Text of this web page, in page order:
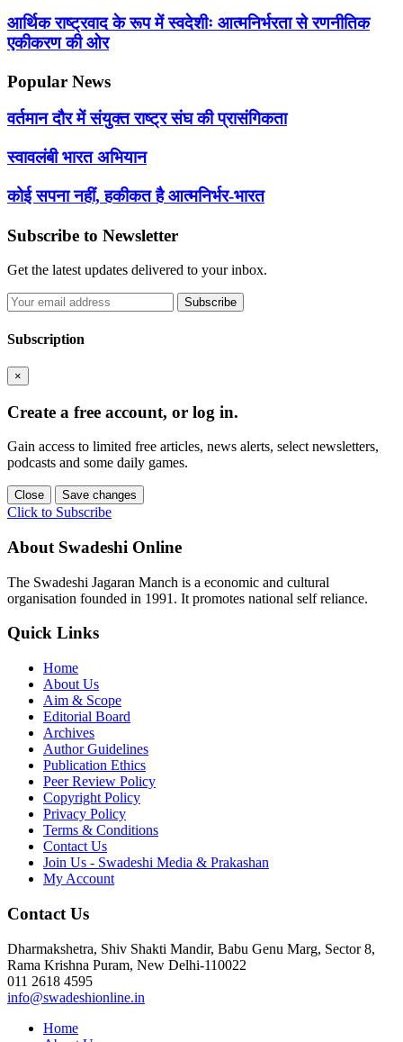
आर्थिक राष्ट्रवाद के रूप में स्वदेशीः आत्मनिर्भरता से रणनीतिक
एकीकरण की ओर
Popular News
वर्तमान दौर में संयुक्त राष्ट्र संघ की प्रासंगिकता
स्वावलंबी भारत अभियान
कोई सपना नहीं, हकीकत है आत्मनिर्भर-भारत
Subscribe to Newsletter
Get the latest updates delivered to your inbox.
Subscribe
Subscription
×
Create a free account, or log in.
Gain access to limited free articles, news alerts, select newsletters,
podcasts and some daily games.
Close Save changes
Click to Subscribe
About Swadeshi Online
The Swadeshi Jagaran Manch is a economic and cultural
organisation founded in 1991. It promotes national self reliance.
Quick Links
Home
About Us
Aim & Scope
Editorial Board
Archives
Author Guidelines
Publication Ethics
Peer Review Policy
Copyright Policy
Privacy Policy
Terms & Conditions
Contact Us
Join Us - Swadeshi Media & Prakashan
My Account
Contact Us
Dharmakshetra, Shiv Shakti Mandir, Babu Genu Marg, Sector 8,
Rama Krishna Puram, New Delhi-110022
011 2618 4595
info@swadeshionline.in
Home